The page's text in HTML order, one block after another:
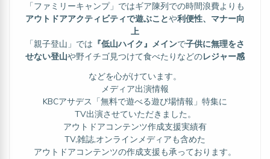
「ファミリーキャンプ」ではギア陳列での時間浪費よりも
アウトドアアクティビティで遊ぶことや利便性、マナー向
上
「親子登山」では 『低山ハイク』メインで子供に無理をさ
せない登山や野イチゴ見つけて食べたりなどのレジャー感
などを心がけています。
メディア出演情報
KBCアサデス「無料で遊べる遊び場情報」特集に
TV出演させていただきました。
アウトドアコンテンツ作成支援実績有
TV,雑誌,オンラインメディアも含めた
アウトドアコンテンツの作成支援も承っております。